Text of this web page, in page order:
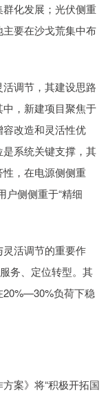
化发展；光伏侧重
要在沙戈荒集中布
调节，其建设思路
，新建项目聚焦于
改造和灵活性优
系统关键支撑，其
，在电源侧侧重
户侧侧重于“精细
活调节的重要作
务、定位转型。其
20%—30%负荷下稳
案》将“积极开拓国